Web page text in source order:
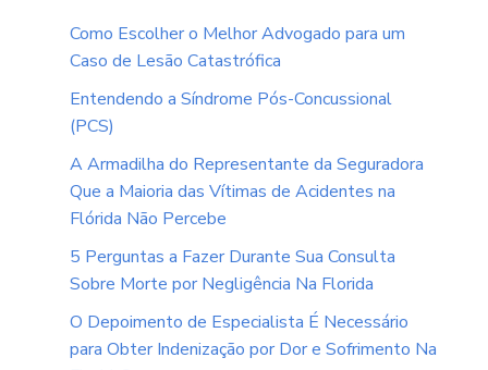
Como Escolher o Melhor Advogado para um
Caso de Lesão Catastrófica
Entendendo a Síndrome Pós-Concussional
(PCS)
A Armadilha do Representante da Seguradora
Que a Maioria das Vítimas de Acidentes na
Flórida Não Percebe
5 Perguntas a Fazer Durante Sua Consulta
Sobre Morte por Negligência Na Florida
O Depoimento de Especialista É Necessário
para Obter Indenização por Dor e Sofrimento Na